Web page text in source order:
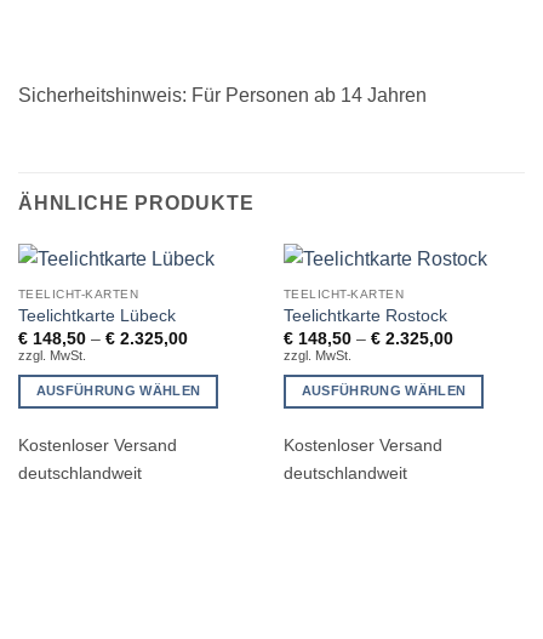
Sicherheitshinweis: Für Personen ab 14 Jahren
ÄHNLICHE PRODUKTE
TEELICHT-KARTEN
Teelichtkarte Lübeck
€148,50– €2.325,00
zzgl. MwSt.
AUSFÜHRUNG WÄHLEN
Produkt
weist
Kostenloser Versand
deutschlandweit
TEELICHT-KARTEN
Teelichtkarte Rostock
€148,50– €2.325,00
zzgl. MwSt.
AUSFÜHRUNG WÄHLEN
Produkt
weist
Kostenloser Versand
deutschlandweit